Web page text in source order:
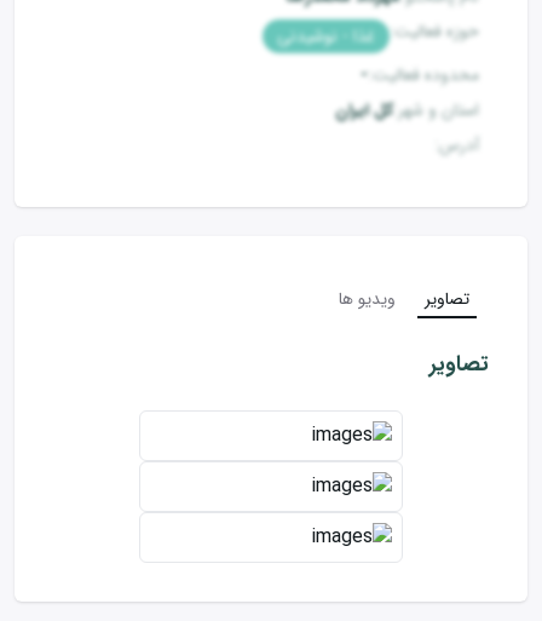
حوزه فعالیت: غذا - نوشیدنی
محدوده فعالیت -
استان و شهر:کل ایران
آدرس
تصاویر ویدیو ها
تصاویر